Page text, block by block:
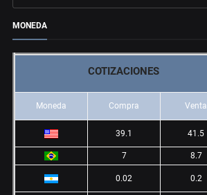
MONEDA
COTIZACIONES
Moneda Compra Venta
39.1 41.5
7 8.7
0.02 0.2